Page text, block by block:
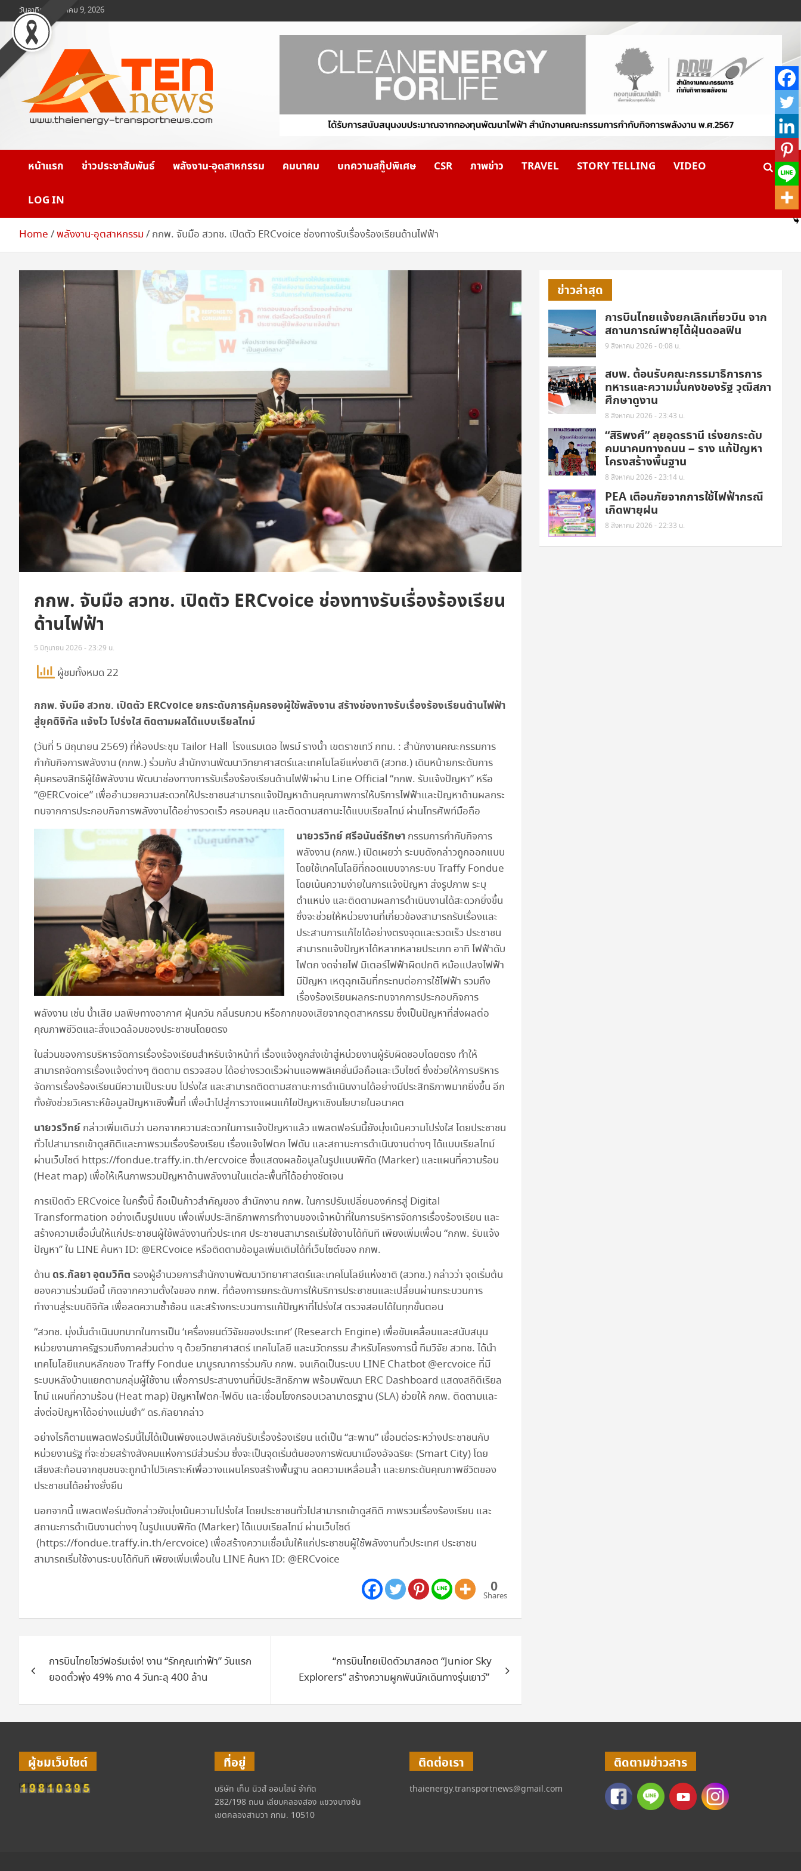
to
content
วันอาทิตย์, สิงหาคม 9, 2026
www.ten-news.com
หน้าแรก ข่าวประชาสัมพันธ์ พลังงาน-อุตสาหกรรม คมนาคม บทความสกู๊ปพิเศษ CSR ภาพข่าว TRAVEL STORY TELLING VIDEO
LOG IN
Home พลังงาน-อุตสาหกรรม กกพ. จับมือ สวทช. เปิดตัว ERCvoice ช่องทางรับเรื่องร้องเรียนด้านไฟฟ้า
กกพ. จับมือ สวทช. เปิดตัว ERCvoice ช่องทางรับเรื่องร้องเรียน
ด้านไฟฟ้า
5 มิถุนายน 2026 - 23:29 น.
ผู้ชมทั้งหมด 22
กกพ. จับมือ สวทช. เปิดตัว ERCvoiceยกระดับการคุ้มครองผู้ใช้พลังงาน สร้างช่องทางรับเรื่องร้องเรียนด้านไฟฟ้า
สู่ยุคดิจิทัล แจ้งไว โปร่งใส ติดตามผลได้แบบเรียลไทม์
(วันที่ 5 มิถุนายน 2569) ที่ห้องประชุม Tailor Hall โรงแรมเดอ ไพรม์ รางน้ำ เขตราชเทวี กทม. : สำนักงานคณะกรรมการ
กำกับกิจการพลังงาน (กกพ.) ร่วมกับ สำนักงานพัฒนาวิทยาศาสตร์และเทคโนโลยีแห่งชาติ (สวทช.) เดินหน้ายกระดับการ
คุ้มครองสิทธิผู้ใช้พลังงาน พัฒนาช่องทางการรับเรื่องร้องเรียนด้านไฟฟ้าผ่าน Line Official “กกพ. รับแจ้งปัญหา” หรือ
“@ERCvoice” เพื่ออำนวยความสะดวกให้ประชาชนสามารถแจ้งปัญหาด้านคุณภาพการให้บริการไฟฟ้าและปัญหาด้านผลกระ
ทบจากการประกอบกิจการพลังงานได้อย่างรวดเร็ว ครอบคลุม และติดตามสถานะได้แบบเรียลไทม์ ผ่านโทรศัพท์มือถือ
นายวรวิทย์ ศรีอนันต์รักษา กรรมการกำกับกิจการ
พลังงาน (กกพ.) เปิดเผยว่า ระบบดังกล่าวถูกออกแบบ
โดยใช้เทคโนโลยีที่ถอดแบบจากระบบ Traffy Fondue
โดยเน้นความง่ายในการแจ้งปัญหา ส่งรูปภาพ ระบุ
ตำแหน่ง และติดตามผลการดำเนินงานได้สะดวกยิ่งขึ้น
ซึ่งจะช่วยให้หน่วยงานที่เกี่ยวข้องสามารถรับเรื่องและ
ประสานการแก้ไขได้อย่างตรงจุดและรวดเร็ว ประชาชน
สามารถแจ้งปัญหาได้หลากหลายประเภท อาทิ ไฟฟ้าดับ
ไฟตก งดจ่ายไฟ มิเตอร์ไฟฟ้าผิดปกติ หม้อแปลงไฟฟ้า
มีปัญหา เหตุฉุกเฉินที่กระทบต่อการใช้ไฟฟ้า รวมถึง
เรื่องร้องเรียนผลกระทบจากการประกอบกิจการ
พลังงาน เช่น น้ำเสีย มลพิษทางอากาศ ฝุ่นควัน กลิ่นรบกวน หรือกากของเสียจากอุตสาหกรรม ซึ่งเป็นปัญหาที่ส่งผลต่อ
คุณภาพชีวิตและสิ่งแวดล้อมของประชาชนโดยตรง
ในส่วนของการบริหารจัดการเรื่องร้องเรียนสำหรับเจ้าหน้าที่ เรื่องแจ้งถูกส่งเข้าสู่หน่วยงานผู้รับผิดชอบโดยตรง ทำให้
สามารถจัดการเรื่องแจ้งต่างๆ ติดตาม ตรวจสอบ ได้อย่างรวดเร็วผ่านแอพพลิเคชั่นมือถือและเว็บไซต์ ซึ่งช่วยให้การบริหาร
จัดการเรื่องร้องเรียนมีความเป็นระบบ โปร่งใส และสามารถติดตามสถานะการดำเนินงานได้อย่างมีประสิทธิภาพมากยิ่งขึ้น อีก
ทั้งยังช่วยวิเคราะห์ข้อมูลปัญหาเชิงพื้นที่ เพื่อนำไปสู่การวางแผนแก้ไขปัญหาเชิงนโยบายในอนาคต
นายวรวิทย์ กล่าวเพิ่มเติมว่า นอกจากความสะดวกในการแจ้งปัญหาแล้ว แพลตฟอร์มนี้ยังมุ่งเน้นความโปร่งใส โดยประชาชน
ทั่วไปสามารถเข้าดูสถิติและภาพรวมเรื่องร้องเรียน เรื่องแจ้งไฟตก ไฟดับ และสถานะการดำเนินงานต่างๆ ได้แบบเรียลไทม์
ผ่านเว็บไซต์ https://fondue.traffy.in.th/ercvoice ซึ่งแสดงผลข้อมูลในรูปแบบพิกัด (Marker) และแผนที่ความร้อน
(Heat map) เพื่อให้เห็นภาพรวมปัญหาด้านพลังงานในแต่ละพื้นที่ได้อย่างชัดเจน
การเปิดตัว ERCvoice ในครั้งนี้ ถือเป็นก้าวสำคัญของ สำนักงาน กกพ. ในการปรับเปลี่ยนองค์กรสู่ Digital
Transformation อย่างเต็มรูปแบบ เพื่อเพิ่มประสิทธิภาพการทำงานของเจ้าหน้าที่ในการบริหารจัดการเรื่องร้องเรียน และ
สร้างความเชื่อมั่นให้แก่ประชาชนผู้ใช้พลังงานทั่วประเทศ ประชาชนสามารถเริ่มใช้งานได้ทันที เพียงเพิ่มเพื่อน “กกพ. รับแจ้ง
ปัญหา” ใน LINE ค้นหา ID: @ERCvoice หรือติดตามข้อมูลเพิ่มเติมได้ที่เว็บไซต์ของ กกพ.
ด้าน ดร.กัลยา อุดมวิทิต รองผู้อำนวยการสำนักงานพัฒนาวิทยาศาสตร์และเทคโนโลยีแห่งชาติ (สวทช.) กล่าวว่า จุดเริ่มต้น
ของความร่วมมือนี้ เกิดจากความตั้งใจของ กกพ. ที่ต้องการยกระดับการให้บริการประชาชนและเปลี่ยนผ่านกระบวนการ
ทำงานสู่ระบบดิจิทัล เพื่อลดความซ้ำซ้อน และสร้างกระบวนการแก้ปัญหาที่โปร่งใส ตรวจสอบได้ในทุกขั้นตอน
“สวทช. มุ่งมั่นดำเนินบทบาทในการเป็น ‘เครื่องยนต์วิจัยของประเทศ’ (Research Engine) เพื่อขับเคลื่อนและสนับสนุน
หน่วยงานภาครัฐรวมถึงภาคส่วนต่าง ๆ ด้วยวิทยาศาสตร์ เทคโนโลยี และนวัตกรรม สำหรับโครงการนี้ ทีมวิจัย สวทช. ได้นำ
เทคโนโลยีแกนหลักของ Traffy Fondue มาบูรณาการร่วมกับ กกพ. จนเกิดเป็นระบบ LINE Chatbot @ercvoice ที่มี
ระบบหลังบ้านแยกตามกลุ่มผู้ใช้งาน เพื่อการประสานงานที่มีประสิทธิภาพ พร้อมพัฒนา ERC Dashboard แสดงสถิติเรียล
ไทม์ แผนที่ความร้อน (Heat map) ปัญหาไฟตก-ไฟดับ และเชื่อมโยงกรอบเวลามาตรฐาน (SLA) ช่วยให้ กกพ. ติดตามและ
ส่งต่อปัญหาได้อย่างแม่นยำ” ดร.กัลยากล่าว
อย่างไรก็ตามแพลตฟอร์มนี้ไม่ได้เป็นเพียงแอปพลิเคชันรับเรื่องร้องเรียน แต่เป็น “สะพาน” เชื่อมต่อระหว่างประชาชนกับ
หน่วยงานรัฐ ที่จะช่วยสร้างสังคมแห่งการมีส่วนร่วม ซึ่งจะเป็นจุดเริ่มต้นของการพัฒนาเมืองอัจฉริยะ (Smart City) โดย
เสียงสะท้อนจากชุมชนจะถูกนำไปวิเคราะห์เพื่อวางแผนโครงสร้างพื้นฐาน ลดความเหลื่อมล้ำ และยกระดับคุณภาพชีวิตของ
ประชาชนได้อย่างยั่งยืน
นอกจากนี้ แพลตฟอร์มดังกล่าวยังมุ่งเน้นความโปร่งใส โดยประชาชนทั่วไปสามารถเข้าดูสถิติ ภาพรวมเรื่องร้องเรียน และ
สถานะการดำเนินงานต่างๆ ในรูปแบบพิกัด (Marker) ได้แบบเรียลไทม์ ผ่านเว็บไซต์
(https://fondue.traffy.in.th/ercvoice) เพื่อสร้างความเชื่อมั่นให้แก่ประชาชนผู้ใช้พลังงานทั่วประเทศ ประชาชน
สามารถเริ่มใช้งานระบบได้ทันที เพียงเพิ่มเพื่อนใน LINE ค้นหา ID: @ERCvoice
0
Shares
เรื่องการบินไทยโชว์ฟอร์มเจ๋ง! งาน “รักคุณเท่าฟ้า” วันแรก
ยอดตั๋วพุ่ง 49% คาด 4 วันทะลุ 400 ล้าน
“การบินไทยเปิดตัวมาสคอต “Junior Sky
Explorers” สร้างความผูกพันนักเดินทางรุ่นเยาว์”
ข่าวล่าสุด
การบินไทยแจ้งยกเลิกเที่ยวบิน จาก
สถานการณ์พายุไต้ฝุ่นดอลฟิน
9 สิงหาคม 2026 - 0:08 น.
สบพ. ต้อนรับคณะกรรมาธิการการ
ทหารและความมั่นคงของรัฐ วุฒิสภา
ศึกษาดูงาน
8 สิงหาคม 2026 - 23:43 น.
“สิริพงศ์” ลุยอุดรธานี เร่งยกระดับ
คมนาคมทางถนน – ราง แก้ปัญหา
โครงสร้างพื้นฐาน
8 สิงหาคม 2026 - 23:14 น.
PEA เตือนภัยจากการใช้ไฟฟ้ากรณี
เกิดพายุฝน
8 สิงหาคม 2026 - 22:33 น.
ผู้ชมเว็บไซต์ ที่อยู่
บริษัท เท็น นิวส์ ออนไลน์ จำกัด
282/198 ถนน เลียบคลองสอง แขวงบางชัน
เขตคลองสามวา กทม. 10510
ติดต่อเรา
thaienergy.transportnews@gmail.com
ติดตามข่าวสาร